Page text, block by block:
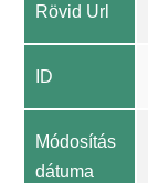
Rövid Url
ID
Módosítás
dátuma